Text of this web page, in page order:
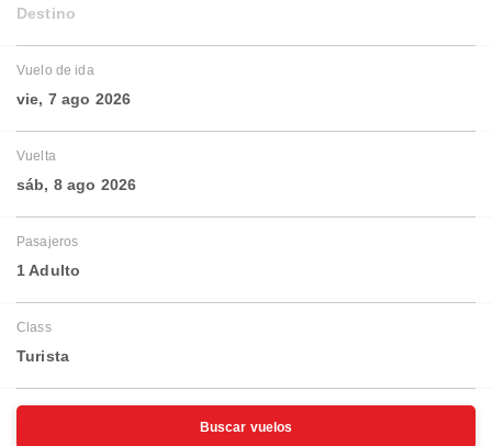
Destino
Vuelo de ida
vie, 7 ago 2026
Vuelta
sáb, 8 ago 2026
Pasajeros
1 Adulto
Class
Turista
Buscar vuelos